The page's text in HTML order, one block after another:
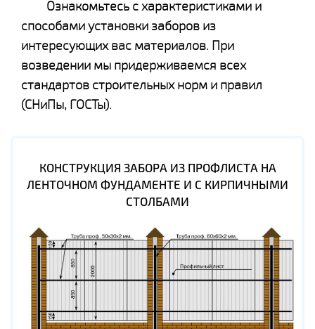
Ознакомьтесь с характеристиками и
способами установки заборов из
интересующих вас материалов. При
возведении мы придерживаемся всех
стандартов строительных норм и правил
(СНиПы, ГОСТы).
КОНСТРУКЦИЯ ЗАБОРА ИЗ ПРОФЛИСТА НА
ЛЕНТОЧНОМ ФУНДАМЕНТЕ И С КИРПИЧНЫМИ
СТОЛБАМИ